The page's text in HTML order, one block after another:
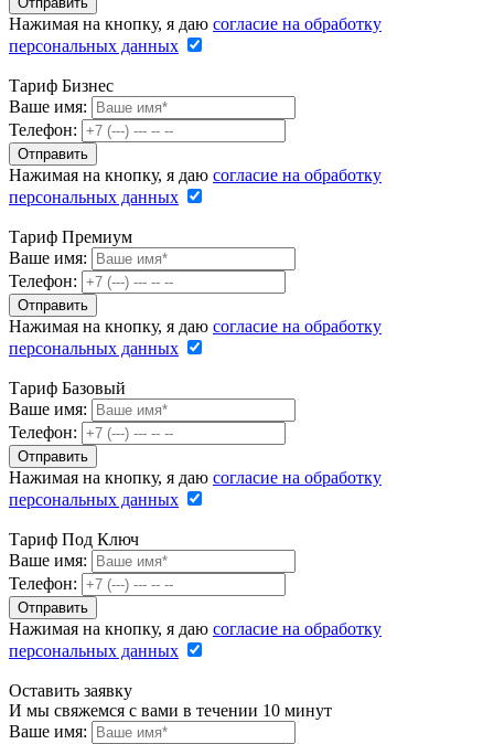
Нажимая на кнопку, я даю согласие на обработку
персональных данных
Тариф Бизнес
Ваше имя:
Телефон:
Нажимая на кнопку, я даю согласие на обработку
персональных данных
Тариф Премиум
Ваше имя:
Телефон:
Нажимая на кнопку, я даю согласие на обработку
персональных данных
Тариф Базовый
Ваше имя:
Телефон:
Нажимая на кнопку, я даю согласие на обработку
персональных данных
Тариф Под Ключ
Ваше имя:
Телефон:
Нажимая на кнопку, я даю согласие на обработку
персональных данных
Оставить заявку
И мы свяжемся с вами в течении 10 минут
Ваше имя: